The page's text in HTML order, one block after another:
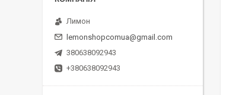
Лимон
lemonshopcomua@gmail.com
380638092943
+380638092943